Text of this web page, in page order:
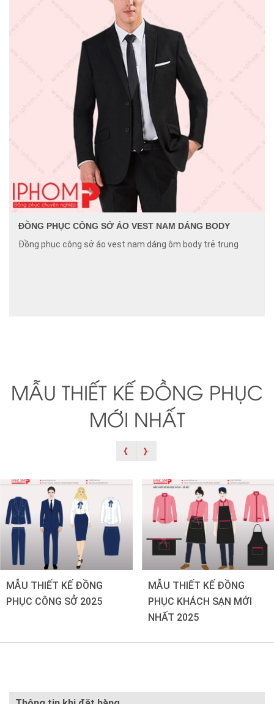
ĐỒNG PHỤC CÔNG SỞ ÁO VEST NAM DÁNG BODY
Đồng phục công sở áo vest nam dáng ôm body trẻ trung
MẪU THIẾT KẾ ĐỒNG PHỤC
MỚI NHẤT
MẪU THIẾT KẾ ĐỒNG
PHỤC CÔNG SỞ 2025
MẪU THIẾT KẾ ĐỒNG
PHỤC KHÁCH SẠN MỚI
NHẤT 2025